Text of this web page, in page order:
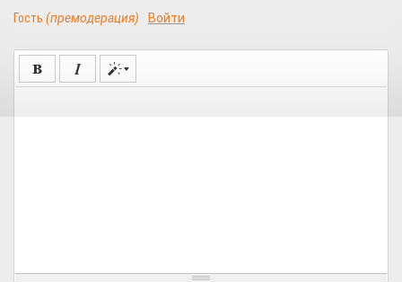
Гость (премодерация) Войти